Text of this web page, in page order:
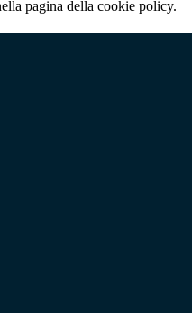
pagina della cookie policy.